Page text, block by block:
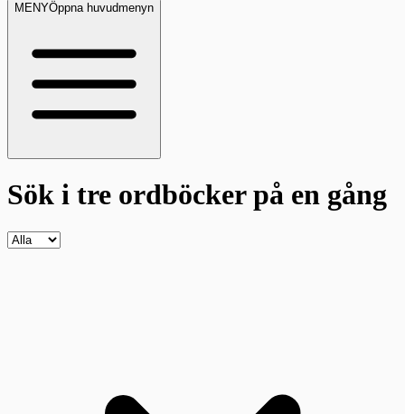
MENYÖppna huvudmenyn
Sök i tre ordböckerpå en gång